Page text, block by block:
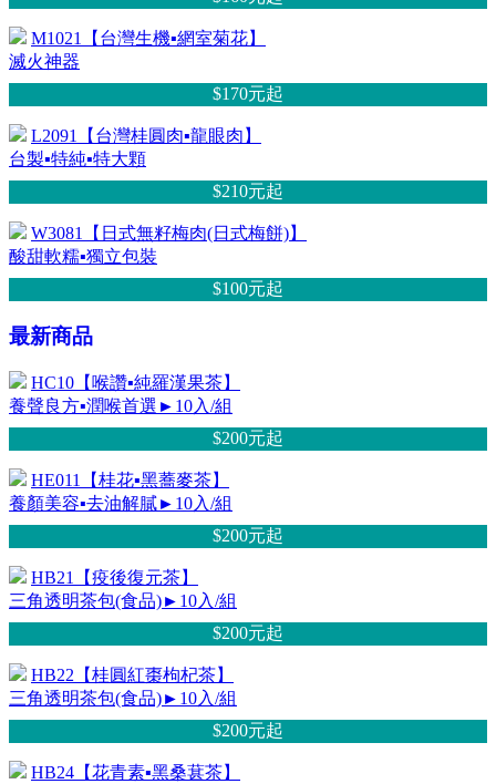
M1021【台灣生機▪網室菊花】
滅火神器
$170元起
L2091【台灣桂圓肉▪龍眼肉】
台製▪特純▪特大顆
$210元起
W3081【日式無籽梅肉(日式梅餅)】
酸甜軟糯▪獨立包裝
$100元起
最新商品
HC10【喉讚▪純羅漢果茶】
養聲良方▪潤喉首選►10入/組
$200元起
HE011【桂花▪黑蕎麥茶】
養顏美容▪去油解膩►10入/組
$200元起
HB21【疫後復元茶】
三角透明茶包(食品)►10入/組
$200元起
HB22【桂圓紅棗枸杞茶】
三角透明茶包(食品)►10入/組
$200元起
HB24【花青素▪黑桑葚茶】